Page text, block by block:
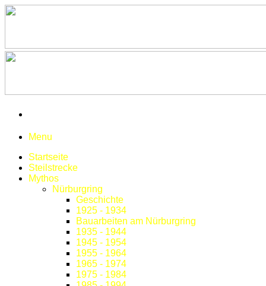
Menu
Startseite
Steilstrecke
Mythos
Nürburgring
Geschichte
1925 - 1934
Bauarbeiten am Nürburgring
1935 - 1944
1945 - 1954
1955 - 1964
1965 - 1974
1975 - 1984